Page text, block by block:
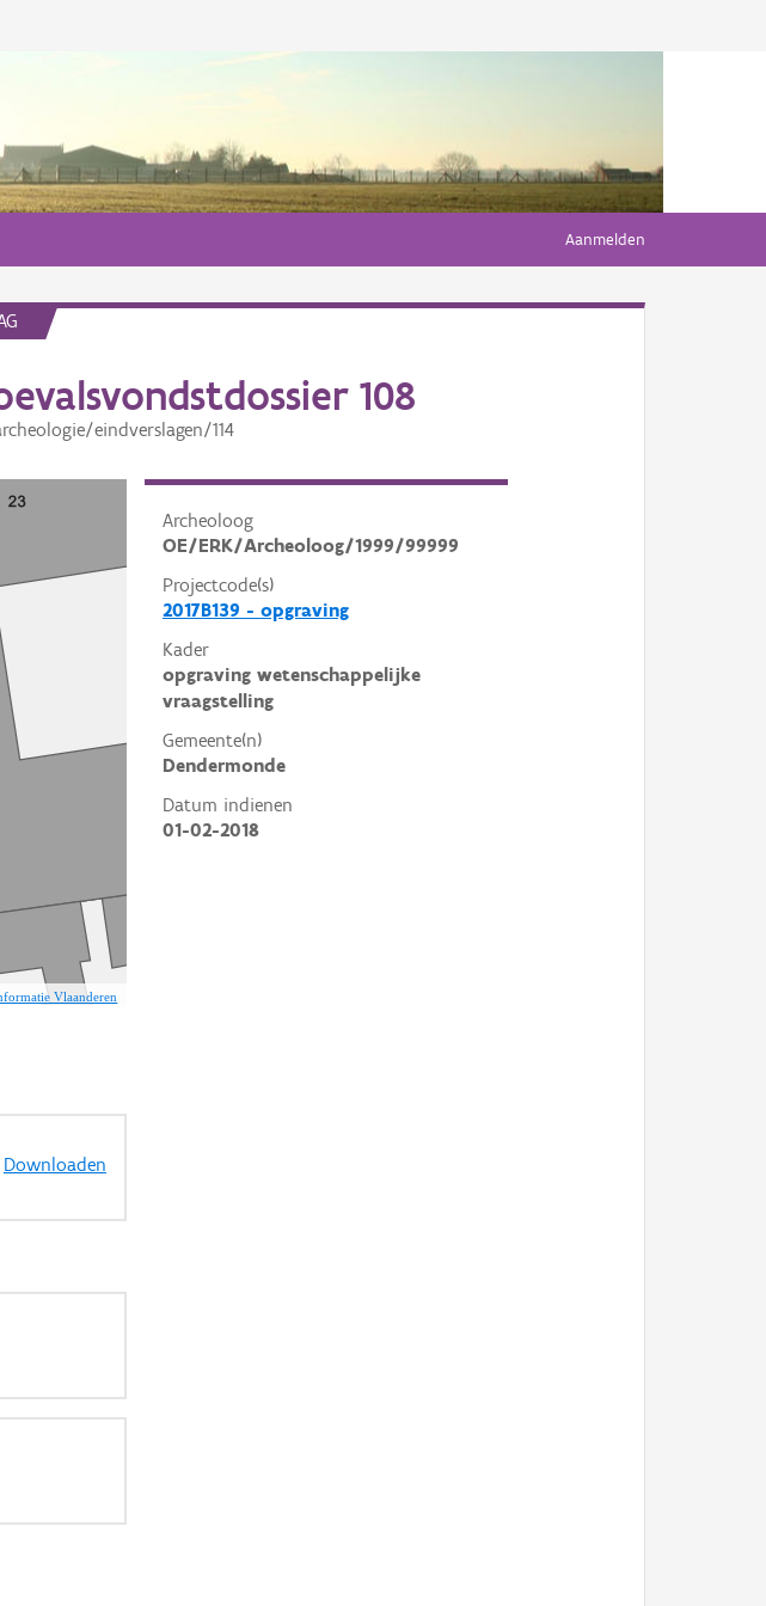
Aanmelden
108
eindverslagen/114
Archeoloog
OE/ERK/Archeoloog/1999/99999
Projectcode(s)
2017B139 - opgraving
Kader
opgraving wetenschappelijke
vraagstelling
Gemeente(n)
Dendermonde
Datum indienen
01-02-2018
Vlaanderen
Downloaden